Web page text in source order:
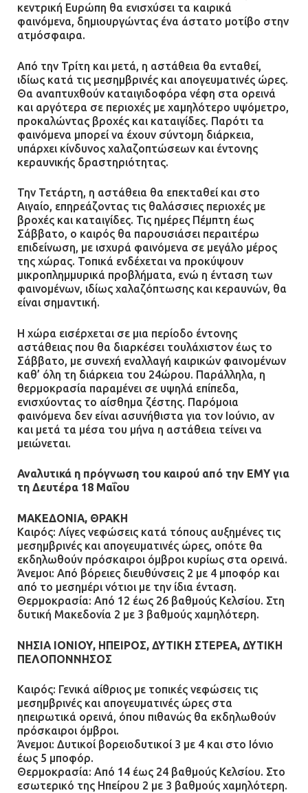
κεντρική Ευρώπη θα ενισχύσει τα καιρικά
φαινόμενα, δημιουργώντας ένα άστατο μοτίβο στην
ατμόσφαιρα.
Από την Τρίτη και μετά, η αστάθεια θα ενταθεί,
ιδίως κατά τις μεσημβρινές και απογευματινές ώρες.
Θα αναπτυχθούν καταιγιδοφόρα νέφη στα ορεινά
και αργότερα σε περιοχές με χαμηλότερο υψόμετρο,
προκαλώντας βροχές και καταιγίδες. Παρότι τα
φαινόμενα μπορεί να έχουν σύντομη διάρκεια,
υπάρχει κίνδυνος χαλαζοπτώσεων και έντονης
κεραυνικής δραστηριότητας.
Την Τετάρτη, η αστάθεια θα επεκταθεί και στο
Αιγαίο, επηρεάζοντας τις θαλάσσιες περιοχές με
βροχές και καταιγίδες. Τις ημέρες Πέμπτη έως
Σάββατο, ο καιρός θα παρουσιάσει περαιτέρω
επιδείνωση, με ισχυρά φαινόμενα σε μεγάλο μέρος
της χώρας. Τοπικά ενδέχεται να προκύψουν
μικροπλημμυρικά προβλήματα, ενώ η ένταση των
φαινομένων, ιδίως χαλαζόπτωσης και κεραυνών, θα
είναι σημαντική.
Η χώρα εισέρχεται σε μια περίοδο έντονης
αστάθειας που θα διαρκέσει τουλάχιστον έως το
Σάββατο, με συνεχή εναλλαγή καιρικών φαινομένων
καθ’ όλη τη διάρκεια του 24ώρου. Παράλληλα, η
θερμοκρασία παραμένει σε υψηλά επίπεδα,
ενισχύοντας το αίσθημα ζέστης. Παρόμοια
φαινόμενα δεν είναι ασυνήθιστα για τον Ιούνιο, αν
και μετά τα μέσα του μήνα η αστάθεια τείνει να
μειώνεται.
Αναλυτικά η πρόγνωση του καιρού από την ΕΜΥ για
τη Δευτέρα 18 Μαΐου
ΜΑΚΕΔΟΝΙΑ, ΘΡΑΚΗ
Καιρός: Λίγες νεφώσεις κατά τόπους αυξημένες τις
μεσημβρινές και απογευματινές ώρες, οπότε θα
εκδηλωθούν πρόσκαιροι όμβροι κυρίως στα ορεινά.
Άνεμοι: Από βόρειες διευθύνσεις 2 με 4 μποφόρ και
από το μεσημέρι νότιοι με την ίδια ένταση.
Θερμοκρασία: Από 12 έως 26 βαθμούς Κελσίου. Στη
δυτική Μακεδονία 2 με 3 βαθμούς χαμηλότερη.
ΝΗΣΙΑ ΙΟΝΙΟΥ, ΗΠΕΙΡΟΣ, ΔΥΤΙΚΗ ΣΤΕΡΕΑ, ΔΥΤΙΚΗ
ΠΕΛΟΠΟΝΝΗΣΟΣ
Καιρός: Γενικά αίθριος με τοπικές νεφώσεις τις
μεσημβρινές και απογευματινές ώρες στα
ηπειρωτικά ορεινά, όπου πιθανώς θα εκδηλωθούν
πρόσκαιροι όμβροι.
Άνεμοι: Δυτικοί βορειοδυτικοί 3 με 4 και στο Ιόνιο
έως 5 μποφόρ.
Θερμοκρασία: Από 14 έως 24 βαθμούς Κελσίου. Στο
εσωτερικό της Ηπείρου 2 με 3 βαθμούς χαμηλότερη.